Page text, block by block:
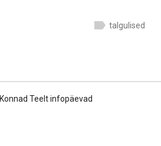
talgulised
Konnad Teelt infopäevad